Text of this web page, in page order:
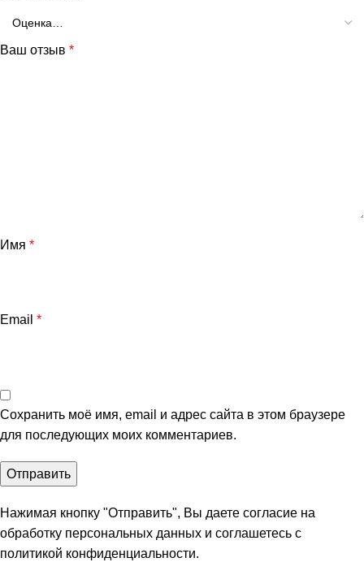
Ваш отзыв *
Имя *
Email *
Сохранить моё имя, email и адрес сайта в этом браузере
для последующих моих комментариев.
Нажимая кнопку "Отправить", Вы даете согласие на
обработку персональных данных и соглашетесь с
политикой конфиденциальности.